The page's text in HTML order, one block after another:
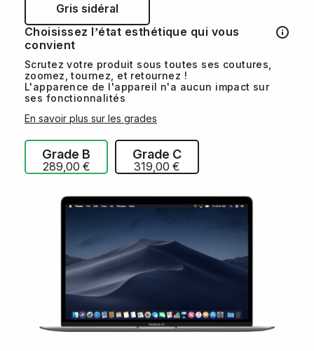
Gris sidéral
Choisissez l’état esthétique qui vous
convient
Scrutez votre produit sous toutes ses coutures,
zoomez, tournez, et retournez !
L'apparence de l'appareil n'a aucun impact sur
ses fonctionnalités
En savoir plus sur les grades
Grade B
289,00 €
Grade C
319,00 €